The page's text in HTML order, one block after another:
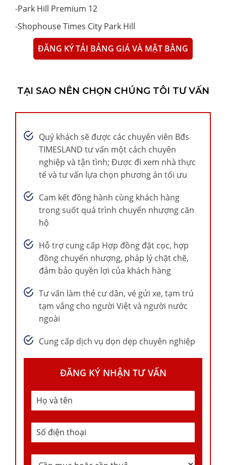
-Park Hill Premium 12
-Shophouse Times City Park Hill
ĐĂNG KÝ TẢI BẢNG GIÁ VÀ MẶT BẰNG
TẠI SAO NÊN CHỌN CHÚNG TÔI TƯ VẤN
Quý khách sẽ được các chuyên viên Bđs
TIMESLAND tư vấn một cách chuyên
nghiệp và tận tình; Được đi xem nhà thực
tế và tư vấn lựa chọn phương án tối ưu
Cam kết đồng hành cùng khách hàng
trong suốt quá trình chuyển nhượng căn
hộ
Hỗ trợ cung cấp Hợp đồng đặt cọc, hợp
đồng chuyển nhượng, pháp lý chặt chẽ,
đảm bảo quyền lợi của khách hàng
Tư vấn làm thẻ cư dân, vé gửi xe, tạm trú
tạm vắng cho người Việt và người nước
ngoài
Cung cấp dịch vụ dọn dẹp chuyên nghiệp
ĐĂNG KÝ NHẬN TƯ VẤN